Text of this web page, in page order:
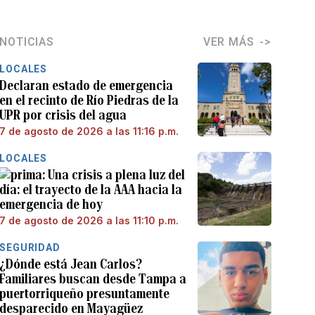
NOTICIAS VER MÁS
LOCALES
Declaran estado de emergencia
en el recinto de Río Piedras de la
UPR por crisis del agua
7 de agosto de 2026 a las 11:16 p.m.
LOCALES
Una crisis a plena luz del
día: el trayecto de la AAA hacia la
emergencia de hoy
7 de agosto de 2026 a las 11:10 p.m.
SEGURIDAD
¿Dónde está Jean Carlos?
Familiares buscan desde Tampa a
puertorriqueño presuntamente
desparecido en Mayagüez